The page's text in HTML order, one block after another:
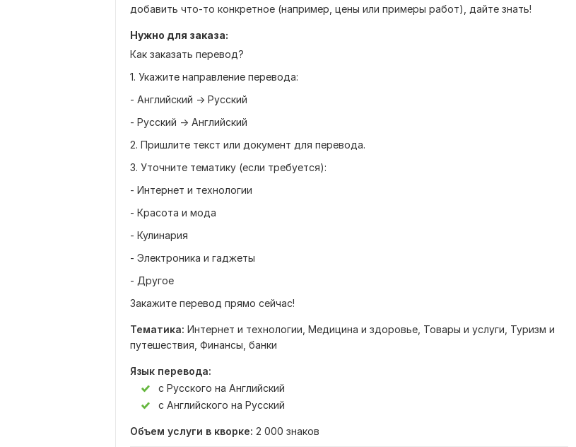
добавить что-то конкретное (например, цены или примеры работ), дайте знать!
Нужно для заказа:
Как заказать перевод?
1. Укажите направление перевода:
- Английский → Русский
- Русский → Английский
2. Пришлите текст или документ для перевода.
3. Уточните тематику (если требуется):
- Интернет и технологии
- Красота и мода
- Кулинария
- Электроника и гаджеты
- Другое
Закажите перевод прямо сейчас!
Тематика: Интернет и технологии, Медицина и здоровье, Товары и услуги, Туризм и
путешествия, Финансы, банки
Язык перевода:
с Русского на Английский
с Английского на Русский
Объем услуги в кворке: 2 000 знаков